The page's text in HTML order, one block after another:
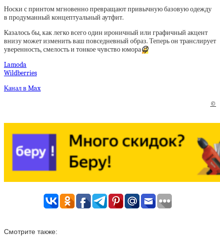
Носки с принтом мгновенно превращают привычную базовую одежду
в продуманный концептуальный аутфит.
Казалось бы, как легко всего один ироничный или графичный акцент
внизу может изменить ваш повседневный образ. Теперь он транслирует
уверенность, смелость и тонкое чувство юмора😉
Lamoda
Wildberries
Канал в Max
©
Смотрите также: